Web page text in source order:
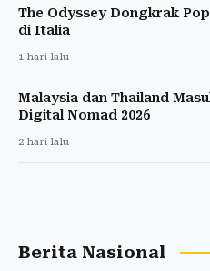
The Odyssey Dongkrak
di Italia
1 hari lalu
Malaysia dan Thailand
Digital Nomad 2026
2 hari lalu
Berita Nasional